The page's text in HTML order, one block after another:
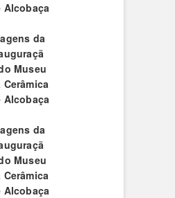
Alcobaça
da
Museu
Cerâmica
Alcobaça
da
Museu
Cerâmica
Alcobaça